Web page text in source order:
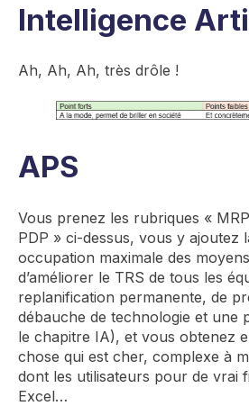
Intelligence
Ah, Ah, Ah, très drôle !
APS
Vous prenez les rubriques «
PDP » ci-dessus, vous y ajoutez
occupation maximale des
d’améliorer le TRS de tous les
replanification permanente, de
débauche de technologie et une
le chapitre IA), et vous obtenez
chose qui est cher, complexe à
dont les utilisateurs pour de vrai
Excel…